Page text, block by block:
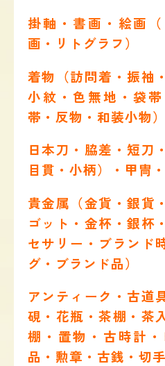
掛軸・書画・絵画
画・リトグラフ）
着物（訪問着・振袖
小紋・色無地・袋
帯・反物・和装小物）
日本刀・脇差・短刀
目貫・小柄）・甲冑
貴金属（金貨・銀貨
ゴット・金杯・銀杯
セサリー・ブランド
グ・ブランド品）
アンティーク・古道
硯・花瓶・茶棚・茶
棚・置物・古時計
品・勲章・古銭・切